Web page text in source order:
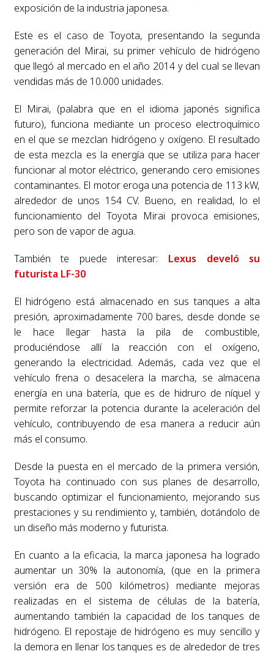
exposición de la industria japonesa.
Este es el caso de Toyota, presentando la segunda
generación del Mirai, su primer vehículo de hidrógeno
que llegó al mercado en el año 2014 y del cual se llevan
vendidas más de 10.000 unidades.
El Mirai, (palabra que en el idioma japonés significa
futuro), funciona mediante un proceso electroquímico
en el que se mezclan hidrógeno y oxígeno. El resultado
de esta mezcla es la energía que se utiliza para hacer
funcionar al motor eléctrico, generando cero emisiones
contaminantes. El motor eroga una potencia de 113 kW,
alrededor de unos 154 CV. Bueno, en realidad, lo el
funcionamiento del Toyota Mirai provoca emisiones,
pero son de vapor de agua.
También te puede interesar: Lexus develó su
futurista LF-30
El hidrógeno está almacenado en sus tanques a alta
presión, aproximadamente 700 bares, desde donde se
le hace llegar hasta la pila de combustible,
produciéndose allí la reacción con el oxígeno,
generando la electricidad. Además, cada vez que el
vehículo frena o desacelera la marcha, se almacena
energía en una batería, que es de hidruro de níquel y
permite reforzar la potencia durante la aceleración del
vehículo, contribuyendo de esa manera a reducir aún
más el consumo.
Desde la puesta en el mercado de la primera versión,
Toyota ha continuado con sus planes de desarrollo,
buscando optimizar el funcionamiento, mejorando sus
prestaciones y su rendimiento y, también, dotándolo de
un diseño más moderno y futurista.
En cuanto a la eficacia, la marca japonesa ha logrado
aumentar un 30% la autonomía, (que en la primera
versión era de 500 kilómetros) mediante mejoras
realizadas en el sistema de células de la batería,
aumentando también la capacidad de los tanques de
hidrógeno. El repostaje de hidrógeno es muy sencillo y
la demora en llenar los tanques es de alrededor de tres